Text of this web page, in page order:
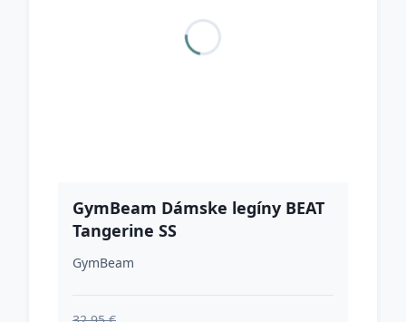
GymBeam Dámske legíny BEAT
Tangerine SS
GymBeam